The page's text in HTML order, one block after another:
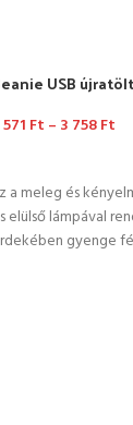
USB
Ft – 3 758Ft
a meleg és
elülső lámpával
gyenge